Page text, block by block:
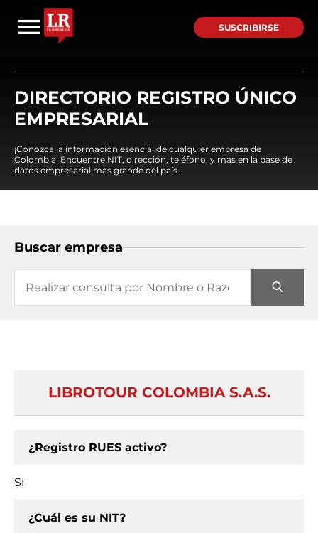
SUSCRIBIRSE
DIRECTORIO REGISTRO ÚNICO
EMPRESARIAL
¡Conozca la información esencial de cualquier empresa de
Colombia! Encuentre NIT, dirección, teléfono, y mas en la base de
datos empresarial mas grande del país.
Buscar empresa
LIBROTOUR COLOMBIA S.A.S.
¿Registro RUES activo?
Si
¿Cuál es su NIT?